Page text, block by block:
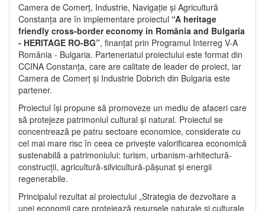
Camera de Comerț, Industrie, Navigație și Agricultură
Constanța are în implementare proiectul “A heritage
friendly cross-border economy in România and Bulgaria
- HERITAGE RO-BG”, finanțat prin Programul Interreg V-A
România - Bulgaria. Parteneriatul proiectului este format din
CCINA Constanța, care are calitate de leader de proiect, iar
Camera de Comerț și Industrie Dobrich din Bulgaria este
partener.
Proiectul își propune să promoveze un mediu de afaceri care
să protejeze patrimoniul cultural și natural. Proiectul se
concentrează pe patru sectoare economice, considerate cu
cel mai mare risc în ceea ce privește valorificarea economică
sustenabilă a patrimoniului: turism, urbanism-arhitectură-
construcții, agricultură-silvicultură-pășunat și energii
regenerabile.
Principalul rezultat al proiectului „Strategia de dezvoltare a
unei economii care protejează resursele naturale și culturale